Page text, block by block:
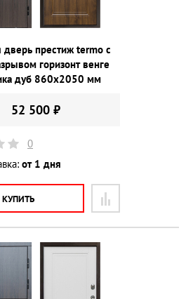
дверь престиж termo с
горизонт венге
дуб 860х2050 мм
52 500 ₽
0
от 1 дня
КУПИТЬ